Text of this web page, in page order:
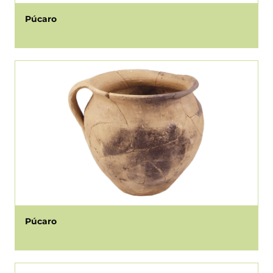
Púcaro
Púcaro